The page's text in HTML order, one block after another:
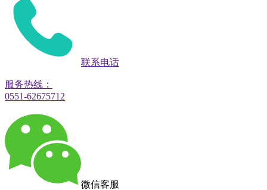
联系电话
服务热线：
0551-62675712
微信客服